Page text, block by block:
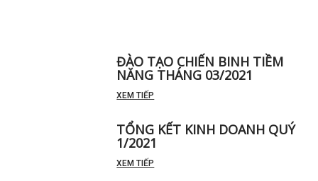
ĐÀO TẠO CHIẾN BINH TIỀM
NĂNG THÁNG 03/2021
TỔNG KẾT KINH DOANH QUÝ
1/2021